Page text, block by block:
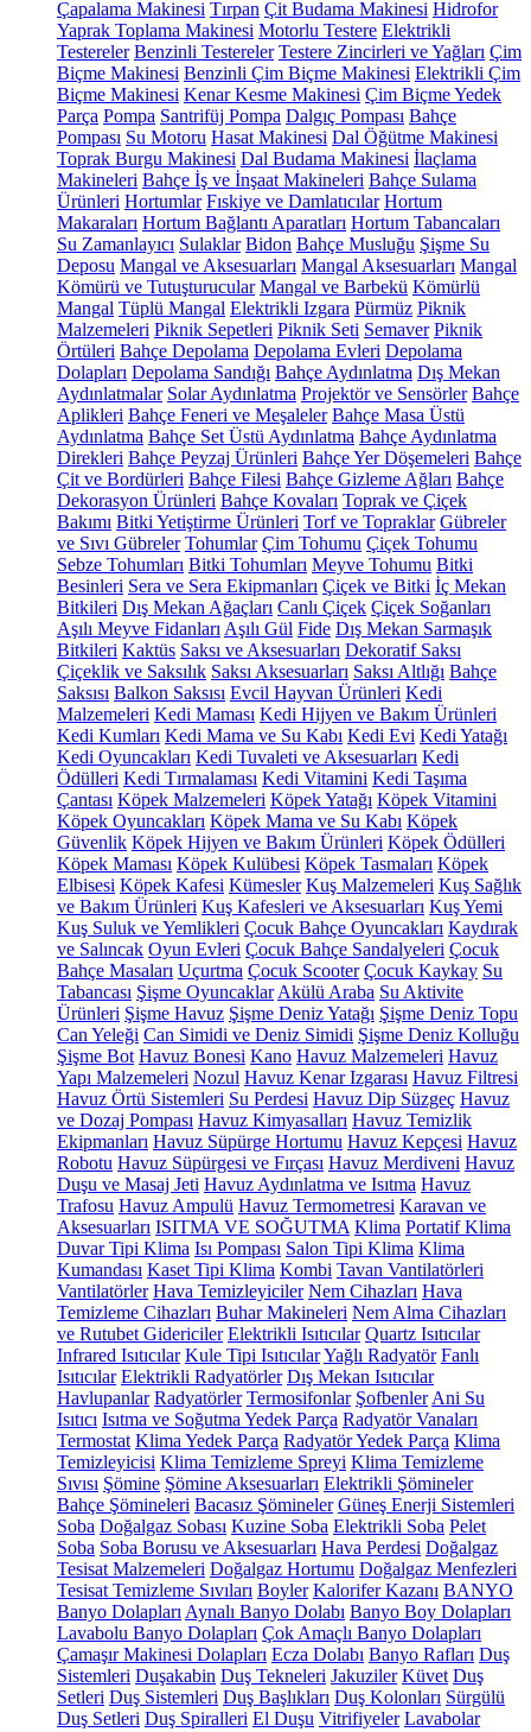
Çapalama Makinesi Tırpan Çit Budama Makinesi Hidrofor
Yaprak Toplama Makinesi Motorlu Testere Elektrikli
Testereler Benzinli Testereler Testere Zincirleri ve Yağları Çim
Biçme Makinesi Benzinli Çim Biçme Makinesi Elektrikli Çim
Biçme Makinesi Kenar Kesme Makinesi Çim Biçme Yedek
Parça Pompa Santrifüj Pompa Dalgıç Pompası Bahçe
Pompası Su Motoru Hasat Makinesi Dal Öğütme Makinesi
Toprak Burgu Makinesi Dal Budama Makinesi İlaçlama
Makineleri Bahçe İş ve İnşaat Makineleri Bahçe Sulama
Ürünleri Hortumlar Fıskiye ve Damlatıcılar Hortum
Makaraları Hortum Bağlantı Aparatları Hortum Tabancaları
Su Zamanlayıcı Sulaklar Bidon Bahçe Musluğu Şişme Su
Deposu Mangal ve Aksesuarları Mangal Aksesuarları Mangal
Kömürü ve Tutuşturucular Mangal ve Barbekü Kömürlü
Mangal Tüplü Mangal Elektrikli Izgara Pürmüz Piknik
Malzemeleri Piknik Sepetleri Piknik Seti Semaver Piknik
Örtüleri Bahçe Depolama Depolama Evleri Depolama
Dolapları Depolama Sandığı Bahçe Aydınlatma Dış Mekan
Aydınlatmalar Solar Aydınlatma Projektör ve Sensörler Bahçe
Aplikleri Bahçe Feneri ve Meşaleler Bahçe Masa Üstü
Aydınlatma Bahçe Set Üstü Aydınlatma Bahçe Aydınlatma
Direkleri Bahçe Peyzaj Ürünleri Bahçe Yer Döşemeleri Bahçe
Çit ve Bordürleri Bahçe Filesi Bahçe Gizleme Ağları Bahçe
Dekorasyon Ürünleri Bahçe Kovaları Toprak ve Çiçek
Bakımı Bitki Yetiştirme Ürünleri Torf ve Topraklar Gübreler
ve Sıvı Gübreler Tohumlar Çim Tohumu Çiçek Tohumu
Sebze Tohumları Bitki Tohumları Meyve Tohumu Bitki
Besinleri Sera ve Sera Ekipmanları Çiçek ve Bitki İç Mekan
Bitkileri Dış Mekan Ağaçları Canlı Çiçek Çiçek Soğanları
Aşılı Meyve Fidanları Aşılı Gül Fide Dış Mekan Sarmaşık
Bitkileri Kaktüs Saksı ve Aksesuarları Dekoratif Saksı
Çiçeklik ve Saksılık Saksı Aksesuarları Saksı Altlığı Bahçe
Saksısı Balkon Saksısı Evcil Hayvan Ürünleri Kedi
Malzemeleri Kedi Maması Kedi Hijyen ve Bakım Ürünleri
Kedi Kumları Kedi Mama ve Su Kabı Kedi Evi Kedi Yatağı
Kedi Oyuncakları Kedi Tuvaleti ve Aksesuarları Kedi
Ödülleri Kedi Tırmalaması Kedi Vitamini Kedi Taşıma
Çantası Köpek Malzemeleri Köpek Yatağı Köpek Vitamini
Köpek Oyuncakları Köpek Mama ve Su Kabı Köpek
Güvenlik Köpek Hijyen ve Bakım Ürünleri Köpek Ödülleri
Köpek Maması Köpek Kulübesi Köpek Tasmaları Köpek
Elbisesi Köpek Kafesi Kümesler Kuş Malzemeleri Kuş Sağlık
ve Bakım Ürünleri Kuş Kafesleri ve Aksesuarları Kuş Yemi
Kuş Suluk ve Yemlikleri Çocuk Bahçe Oyuncakları Kaydırak
ve Salıncak Oyun Evleri Çocuk Bahçe Sandalyeleri Çocuk
Bahçe Masaları Uçurtma Çocuk Scooter Çocuk Kaykay Su
Tabancası Şişme Oyuncaklar Akülü Araba Su Aktivite
Ürünleri Şişme Havuz Şişme Deniz Yatağı Şişme Deniz Topu
Can Yeleği Can Simidi ve Deniz Simidi Şişme Deniz Kolluğu
Şişme Bot Havuz Bonesi Kano Havuz Malzemeleri Havuz
Yapı Malzemeleri Nozul Havuz Kenar Izgarası Havuz Filtresi
Havuz Örtü Sistemleri Su Perdesi Havuz Dip Süzgeç Havuz
ve Dozaj Pompası Havuz Kimyasalları Havuz Temizlik
Ekipmanları Havuz Süpürge Hortumu Havuz Kepçesi Havuz
Robotu Havuz Süpürgesi ve Fırçası Havuz Merdiveni Havuz
Duşu ve Masaj Jeti Havuz Aydınlatma ve Isıtma Havuz
Trafosu Havuz Ampulü Havuz Termometresi Karavan ve
Aksesuarları ISITMA VE SOĞUTMA Klima Portatif Klima
Duvar Tipi Klima Isı Pompası Salon Tipi Klima Klima
Kumandası Kaset Tipi Klima Kombi Tavan Vantilatörleri
Vantilatörler Hava Temizleyiciler Nem Cihazları Hava
Temizleme Cihazları Buhar Makineleri Nem Alma Cihazları
ve Rutubet Gidericiler Elektrikli Isıtıcılar Quartz Isıtıcılar
Infrared Isıtıcılar Kule Tipi IsıtıcılarYağlı Radyatör Fanlı
Isıtıcılar Elektrikli Radyatörler Dış Mekan Isıtıcılar
Havlupanlar Radyatörler Termosifonlar Şofbenler Ani Su
Isıtıcı Isıtma ve Soğutma Yedek Parça Radyatör Vanaları
Termostat Klima Yedek Parça Radyatör Yedek Parça Klima
Temizleyicisi Klima Temizleme Spreyi Klima Temizleme
Sıvısı Şömine Şömine Aksesuarları Elektrikli Şömineler
Bahçe Şömineleri Bacasız Şömineler Güneş Enerji Sistemleri
Soba Doğalgaz Sobası Kuzine Soba Elektrikli Soba Pelet
Soba Soba Borusu ve Aksesuarları Hava Perdesi Doğalgaz
Tesisat Malzemeleri Doğalgaz Hortumu Doğalgaz Menfezleri
Tesisat Temizleme Sıvıları Boyler Kalorifer Kazanı BANYO
Banyo Dolapları Aynalı Banyo Dolabı Banyo Boy Dolapları
Lavabolu Banyo Dolapları Çok Amaçlı Banyo Dolapları
Çamaşır Makinesi Dolapları Ecza Dolabı Banyo Rafları Duş
Sistemleri Duşakabin Duş Tekneleri Jakuziler Küvet Duş
Setleri Duş Sistemleri Duş Başlıkları Duş Kolonları Sürgülü
Duş Setleri Duş Spiralleri El Duşu Vitrifiyeler Lavabolar